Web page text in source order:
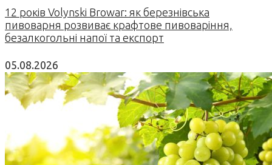
12 років Volynski Browar: як березнівська
пивоварня розвиває крафтове пивоваріння,
безалкогольні напої та експорт
05.08.2026